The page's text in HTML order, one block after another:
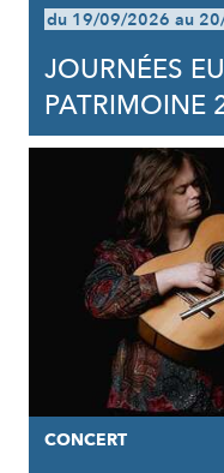
du 19/09/2026 au
JOURNÉES
PATRIMOINE
CONCERT